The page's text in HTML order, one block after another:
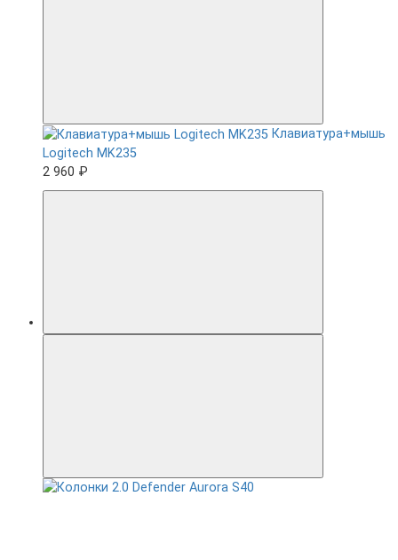
Клавиатура+мышь
Logitech MK235
2 960 ₽